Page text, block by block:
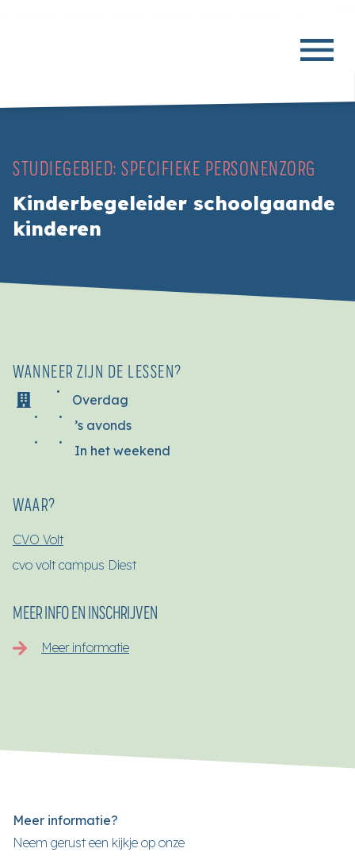
STUDIEGEBIED: SPECIFIEKE PERSONENZORG
Kinderbegeleider schoolgaande
kinderen
WANNEER ZIJN DE LESSEN?
Overdag
’s avonds
In het weekend
WAAR?
CVO Volt
cvo volt campus Diest
MEER INFO EN INSCHRIJVEN
Meer informatie
Meer informatie?
Neem gerust een kijkje op onze